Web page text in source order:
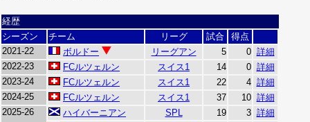
経歴
シーズン
チーム リーグ 試合
得点
2021-22
ボルドー リーグアン 5 0 詳細
2022-23
FCルツェルン スイス1 14 0 詳細
2023-24
FCルツェルン スイス1 22 4 詳細
2024-25
FCルツェルン スイス1 37 10 詳細
2025-26
ハイバーニアン SPL 19 3 詳細